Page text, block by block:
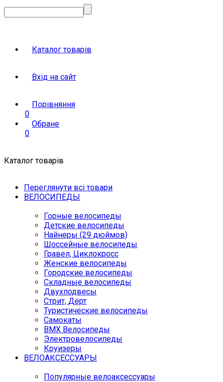
Каталог товарів
Вхід на сайт
Порівняння
0
Обране
0
Каталог товарів
Переглянути всі товари
ВЕЛОСИПЕДЫ
Горные велосипеды
Детские велосипеды
Найнеры (29 дюймов)
Шоссейные велосипеды
Гравел, Циклокросс
Женские велосипеды
Городcкие велосипеды
Складные велосипеды
Двухподвесы
Стрит, Дёрт
Туристические велосипеды
Самокаты
BMX Велосипеды
Электровелосипеды
Круизеры
ВЕЛОАКСЕССУАРЫ
Популярные велоаксессуары